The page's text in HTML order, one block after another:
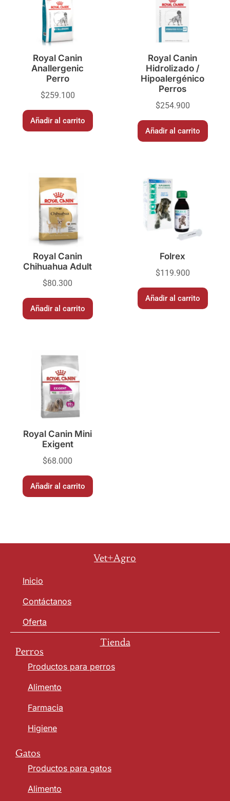
Royal Canin
Anallergenic
Perro
$259.100
Añadir al carrito
Royal Canin
Hidrolizado /
Hipoalergénico
Perros
$254.900
Añadir al carrito
Royal Canin
Chihuahua Adult
$80.300
Añadir al carrito
Folrex
$119.900
Añadir al carrito
Royal Canin Mini
Exigent
$68.000
Añadir al carrito
Vet+Agro
Inicio
Contáctanos
Oferta
Tienda
Perros
Productos para perros
Alimento
Farmacia
Higiene
Gatos
Productos para gatos
Alimento